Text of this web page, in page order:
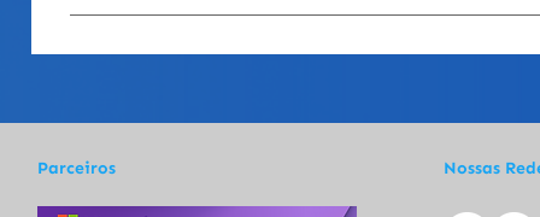
Você pode entrar em contato direto conosco
Parceiros Nossas